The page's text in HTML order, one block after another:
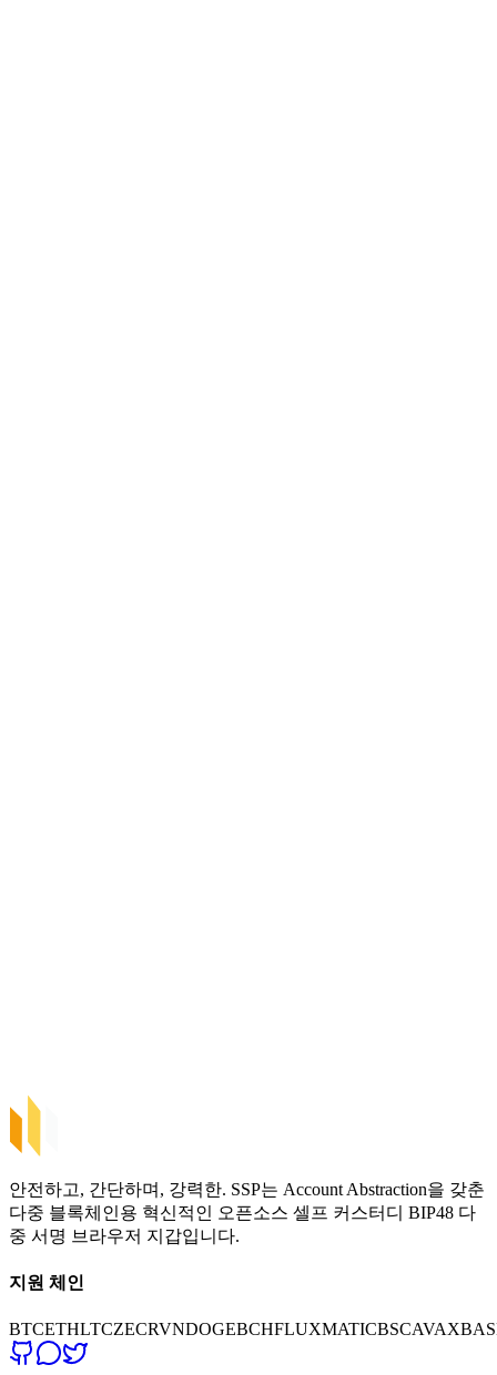
안전하고, 간단하며, 강력한. SSP는 Account Abstraction을 갖춘
다중 블록체인용 혁신적인 오픈소스 셀프 커스터디 BIP48 다
중 서명 브라우저 지갑입니다.
지원 체인
BTCETHLTCZECRVNDOGEBCHFLUXMATICBSCAVAX